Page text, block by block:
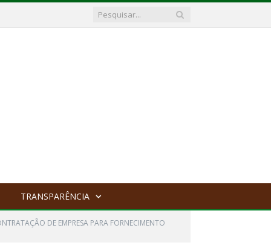
TRANSPARÊNCIA
DE EMPRESA PARA FORNECIMENTO